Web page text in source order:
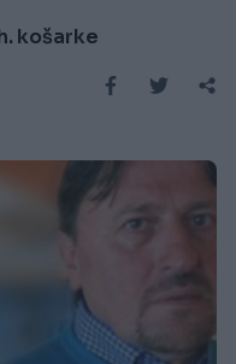
košarke